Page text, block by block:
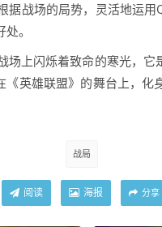
据战场的局势，灵活地运
。
场上闪烁着致命的寒光，
英雄联盟》的舞台上，
战局
阅读 海报 分享